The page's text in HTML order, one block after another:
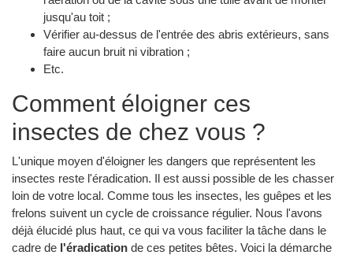
jusqu'au toit ;
Vérifier au-dessus de l'entrée des abris extérieurs, sans
faire aucun bruit ni vibration ;
Etc.
Comment éloigner ces
insectes de chez vous ?
L'unique moyen d'éloigner les dangers que représentent les
insectes reste l'éradication. Il est aussi possible de les chasser
loin de votre local. Comme tous les insectes, les guêpes et les
frelons suivent un cycle de croissance régulier. Nous l'avons
déjà élucidé plus haut, ce qui va vous faciliter la tâche dans le
cadre de l'éradication de ces petites bêtes. Voici la démarche